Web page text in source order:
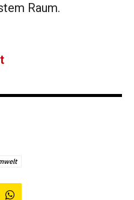
Raum.